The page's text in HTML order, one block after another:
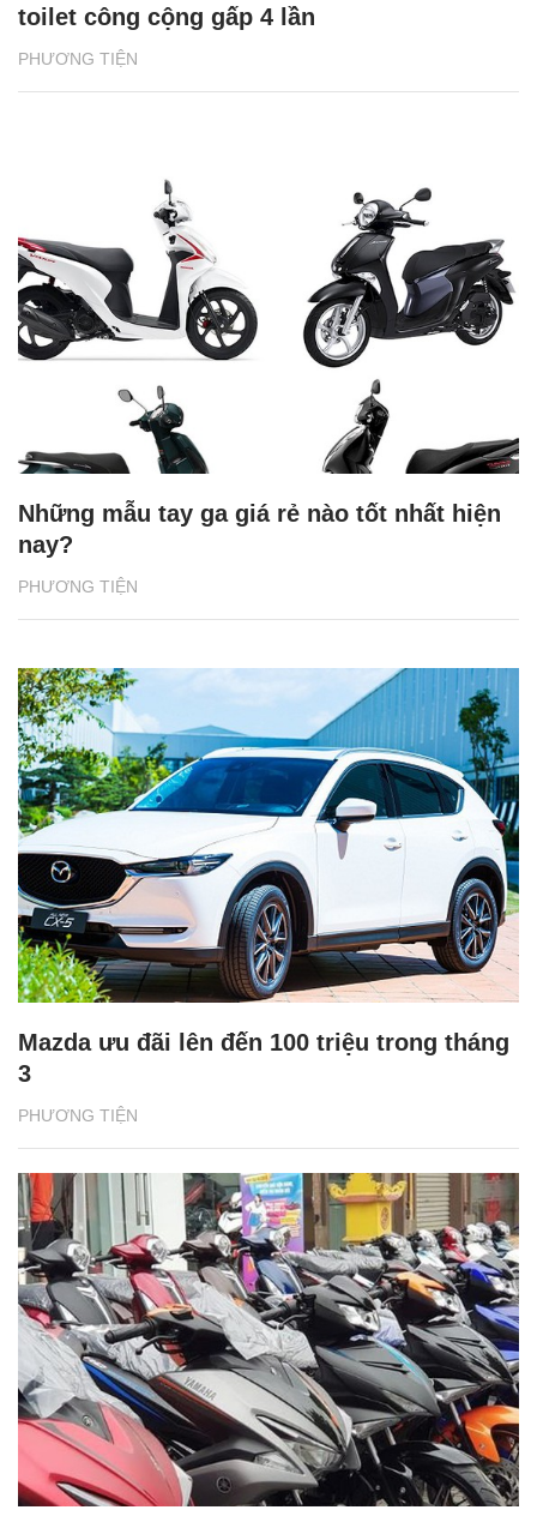
PHƯƠNG TIỆN
toilet công cộng gấp 4 lần
PHƯƠNG TIỆN
Những mẫu tay ga giá rẻ nào tốt nhất hiện
nay?
PHƯƠNG TIỆN
Mazda ưu đãi lên đến 100 triệu trong tháng
3